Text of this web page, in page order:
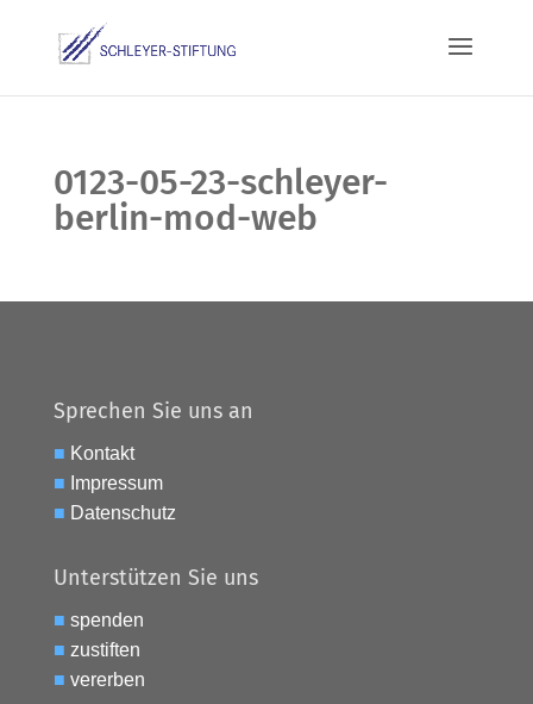
0123-05-23-schleyer-
berlin-mod-web
Sprechen Sie uns an
■ Kontakt
■ Impressum
■ Datenschutz
Unterstützen Sie uns
■ spenden
■ zustiften
■ vererben